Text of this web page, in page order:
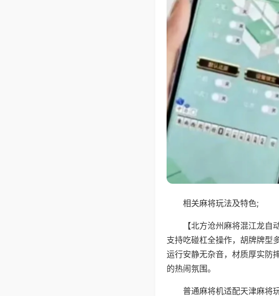
相关麻将玩法及特色;
【北方沧州麻将混江龙自
支持吃碰杠全操作，胡牌牌型
运行安静无杂音，材质厚实防
的热闹氛围。
普通麻将机适配天津麻将